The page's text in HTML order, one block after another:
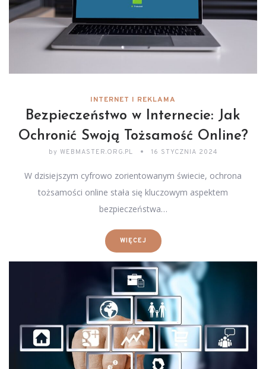
INTERNET I REKLAMA
Bezpieczeństwo w Internecie: Jak
Ochronić Swoją Tożsamość Online?
by WEBMASTER.ORG.PL 16 STYCZNIA 2024
W dzisiejszym cyfrowo zorientowanym świecie, ochrona
tożsamości online stała się kluczowym aspektem
bezpieczeństwa…
WIĘCEJ